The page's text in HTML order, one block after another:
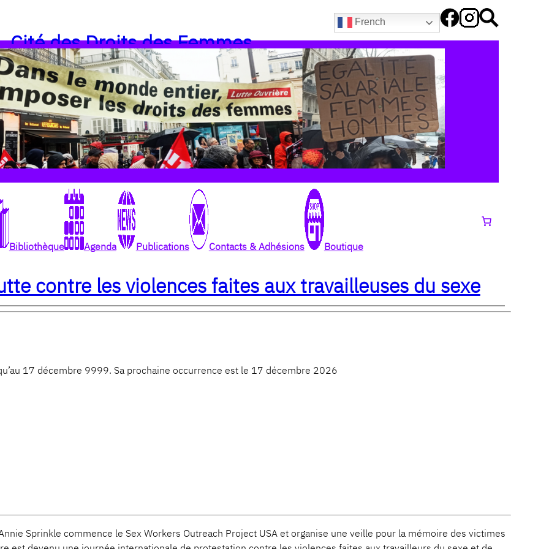
French
Cité des Droits des Femmes
Bibliothèque Agenda Publications Contacts & Adhésions Boutique
contre les violences faites aux travailleuses du sexe
17 décembre 9999. Sa prochaine occurrence est le 17 décembre 2026
Sprinkle commence le Sex Workers Outreach Project USA et organise une veille pour la mémoire des victimes